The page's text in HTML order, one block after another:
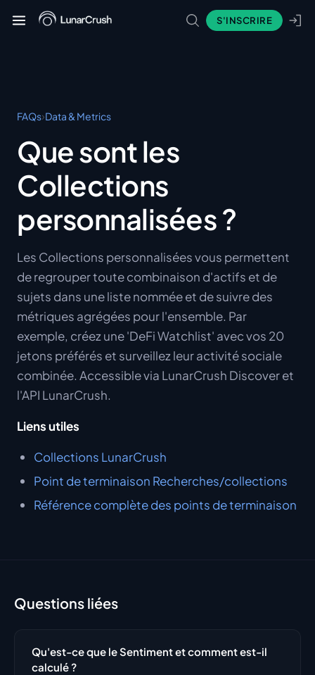
S'INSCRIRE
FAQs›Data & Metrics
Que sont les
Collections
personnalisées ?
Les Collections personnalisées vous permettent
de regrouper toute combinaison d'actifs et de
sujets dans une liste nommée et de suivre des
métriques agrégées pour l'ensemble. Par
exemple, créez une 'DeFi Watchlist' avec vos 20
jetons préférés et surveillez leur activité sociale
combinée. Accessible via LunarCrush Discover et
l'API LunarCrush.
Liens utiles
Collections LunarCrush
Point de terminaison Recherches/collections
Référence complète des points de terminaison
Questions liées
Qu'est-ce que le Sentiment et comment est-il
calculé ?